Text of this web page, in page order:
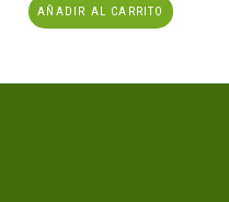
AÑADIR AL CARRITO